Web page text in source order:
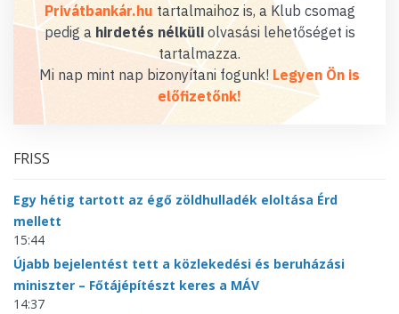
Privátbankár.hu tartalmaihoz is, a Klub csomag
pedig a hirdetés nélküliolvasási lehetőséget is
tartalmazza.
Mi nap mint nap bizonyítani fogunk! Legyen Ön is
előfizetőnk!
FRISS
Egy hétig tartott az égő zöldhulladék eloltása Érd
mellett
15:44
Újabb bejelentést tett a közlekedési és beruházási
miniszter – Főtájépítészt keres a MÁV
14:37